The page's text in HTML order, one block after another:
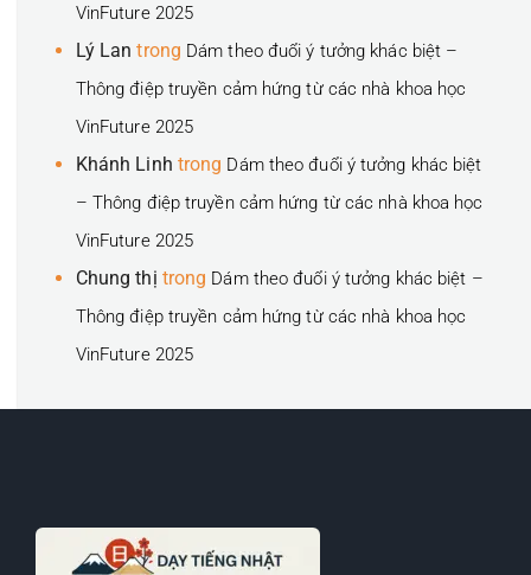
VinFuture 2025
Lý Lan trong Dám theo đuổi ý tưởng khác biệt –
Thông điệp truyền cảm hứng từ các nhà khoa học
VinFuture 2025
Khánh Linh trong Dám theo đuổi ý tưởng khác biệt
– Thông điệp truyền cảm hứng từ các nhà khoa học
VinFuture 2025
Chung thị trong Dám theo đuổi ý tưởng khác biệt –
Thông điệp truyền cảm hứng từ các nhà khoa học
VinFuture 2025